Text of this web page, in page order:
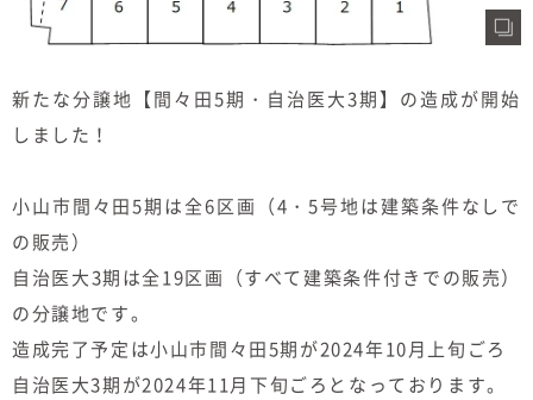
新たな分譲地【間々田5期・自治医大3期】の造成が開始
しました！
小山市間々田5期は全6区画（4・5号地は建築条件なしで
の販売）
自治医大3期は全19区画（すべて建築条件付きでの販売）
の分譲地です。
造成完了予定は小山市間々田5期が2024年10月上旬ごろ
自治医大3期が2024年11月下旬ごろとなっております。